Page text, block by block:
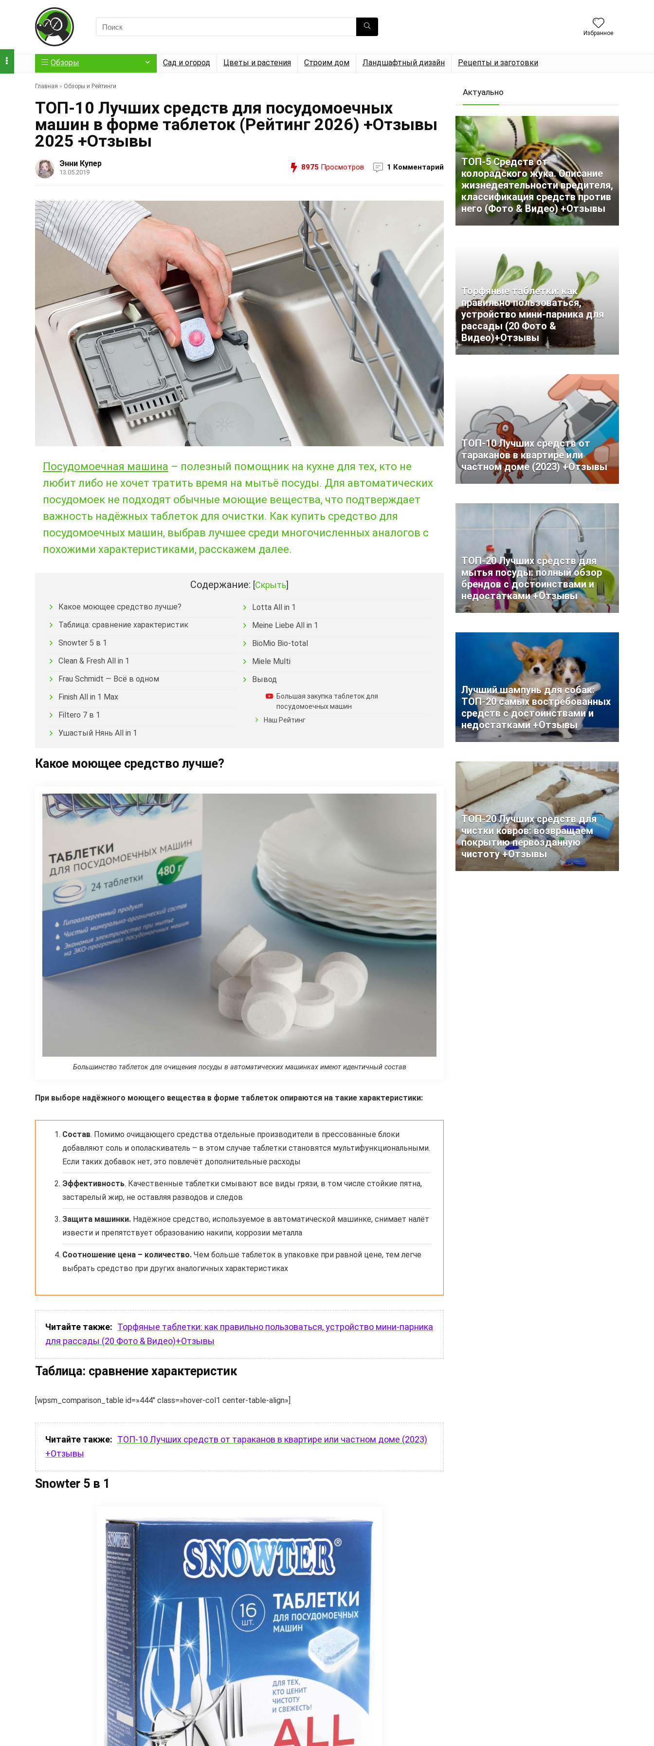
Избранное
Обзоры Сад и огород Цветы и растения Строим дом Ландшафтный дизайн Рецепты и заготовки
Главная » Обзоры и Рейтинги
ТОП-10 Лучших средств для посудомоечных
машин в форме таблеток (Рейтинг 2026) +Отзывы
2025 +Отзывы
Энни Купер
13.05.2019
8975 Просмотров 1 Комментарий
Посудомоечная машина – полезный помощник на кухне для тех, кто не
любит либо не хочет тратить время на мытьё посуды. Для автоматических
посудомоек не подходят обычные моющие вещества, что подтверждает
важность надёжных таблеток для очистки. Как купить средство для
посудомоечных машин, выбрав лучшее среди многочисленных аналогов с
похожими характеристиками, расскажем далее.
Содержание: [Скрыть]
Какое моющее средство лучше?
Таблица: сравнение характеристик
Snowter 5 в 1
Clean & Fresh All in 1
Frau Schmidt — Всё в одном
Finish All in 1 Max
Filtero 7 в 1
Ушастый Нянь All in 1
Lotta All in 1
Meine Liebe All in 1
BioMio Bio-total
Miele Multi
Вывод
Большая закупка таблеток для
посудомоечных машин
Наш Рейтинг
Какое моющее средство лучше?
Большинство таблеток для очищения посуды в автоматических машинках имеют идентичный состав
При выборе надёжного моющего вещества в форме таблеток опираются на такие характеристики:
Состав. Помимо очищающего средства отдельные производители в прессованные блоки
добавляют соль и ополаскиватель – в этом случае таблетки становятся мультифункциональными.
Если таких добавок нет, это повлечёт дополнительные расходы
Эффективность. Качественные таблетки смывают все виды грязи, в том числе стойкие пятна,
застарелый жир, не оставляя разводов и следов
Защита машинки. Надёжное средство, используемое в автоматической машинке, снимает налёт
извести и препятствует образованию накипи, коррозии металла
Соотношение цена – количество. Чем больше таблеток в упаковке при равной цене, тем легче
выбрать средство при других аналогичных характеристиках
Читайте также: Торфяные таблетки: как правильно пользоваться, устройство мини-парника
для рассады (20 Фото & Видео)+Отзывы
Таблица: сравнение характеристик
[wpsm_comparison_table id=»444″ class=»hover-col1 center-table-align»]
Читайте также: ТОП-10 Лучших средств от тараканов в квартире или частном доме (2023)
+Отзывы
Snowter 5 в 1
Актуально
ТОП-5 Средств от
колорадского жука. Описание
жизнедеятельности вредителя,
классификация средств против
него (Фото & Видео) +Отзывы
Торфяные таблетки: как
правильно пользоваться,
устройство мини-парника для
рассады (20 Фото &
Видео)+Отзывы
ТОП-10 Лучших средств от
тараканов в квартире или
частном доме (2023) +Отзывы
ТОП-20 Лучших средств для
мытья посуды: полный обзор
брендов с достоинствами и
недостатками +Отзывы
Лучший шампунь для собак:
ТОП-20 самых востребованных
средств с достоинствами и
недостатками +Отзывы
ТОП-20 Лучших средств для
чистки ковров: возвращаем
покрытию первозданную
чистоту +Отзывы